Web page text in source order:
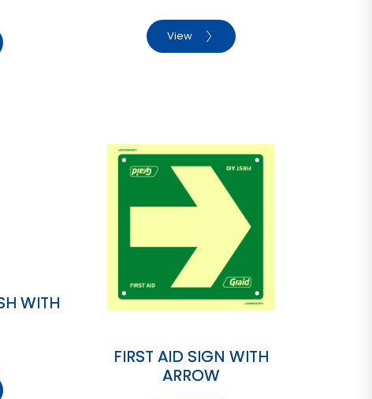
View
WITH
FIRST AID SIGN WITH
ARROW